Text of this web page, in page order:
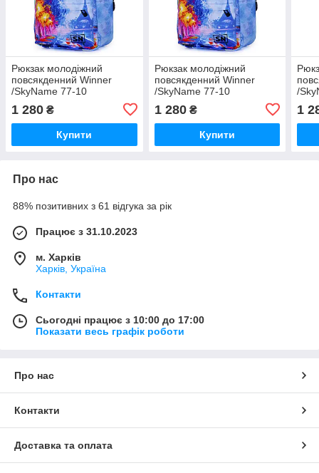
Рюкзак молодіжний
повсякденний Winner
/SkyName 77-10
1 280 ₴
Купити
Рюкзак молодіжний
повсякденний Winner
/SkyName 77-10
1 280₴
Купити
/
1
Про нас
88% позитивних з 61 відгука за рік
Працює з 31.10.2023
м. Харків
Харків, Україна
Контакти
Сьогодні працює з 10:00 до 17:00
Показати весь графік роботи
Про нас
Контакти
Доставка та оплата